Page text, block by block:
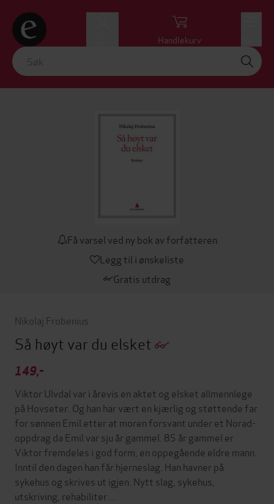
Handlekurv
Få varsel ved ny bok av forfatteren
Legg til i ønskeliste
Gratis utdrag
Nikolaj Frobenius
Så høyt var du elsket
149,-
Viktor Ulvdal var i årevis en aktet og elsket allmennlege
på Hovseter. Og han har vært en kjærlig og støttende far
for sønnen Emil etter at moren forsvant under et Norad-
oppdrag da Emil var sju år gammel. 85 år gammel er
Viktor fremdeles i god form, en oppegående eldre mann.
Inntil den dagen han får hjerneslag. Han havner på
sykehus og skrives ut igjen. Nytt slag, sykehus,
utskriving, rehabiliter…